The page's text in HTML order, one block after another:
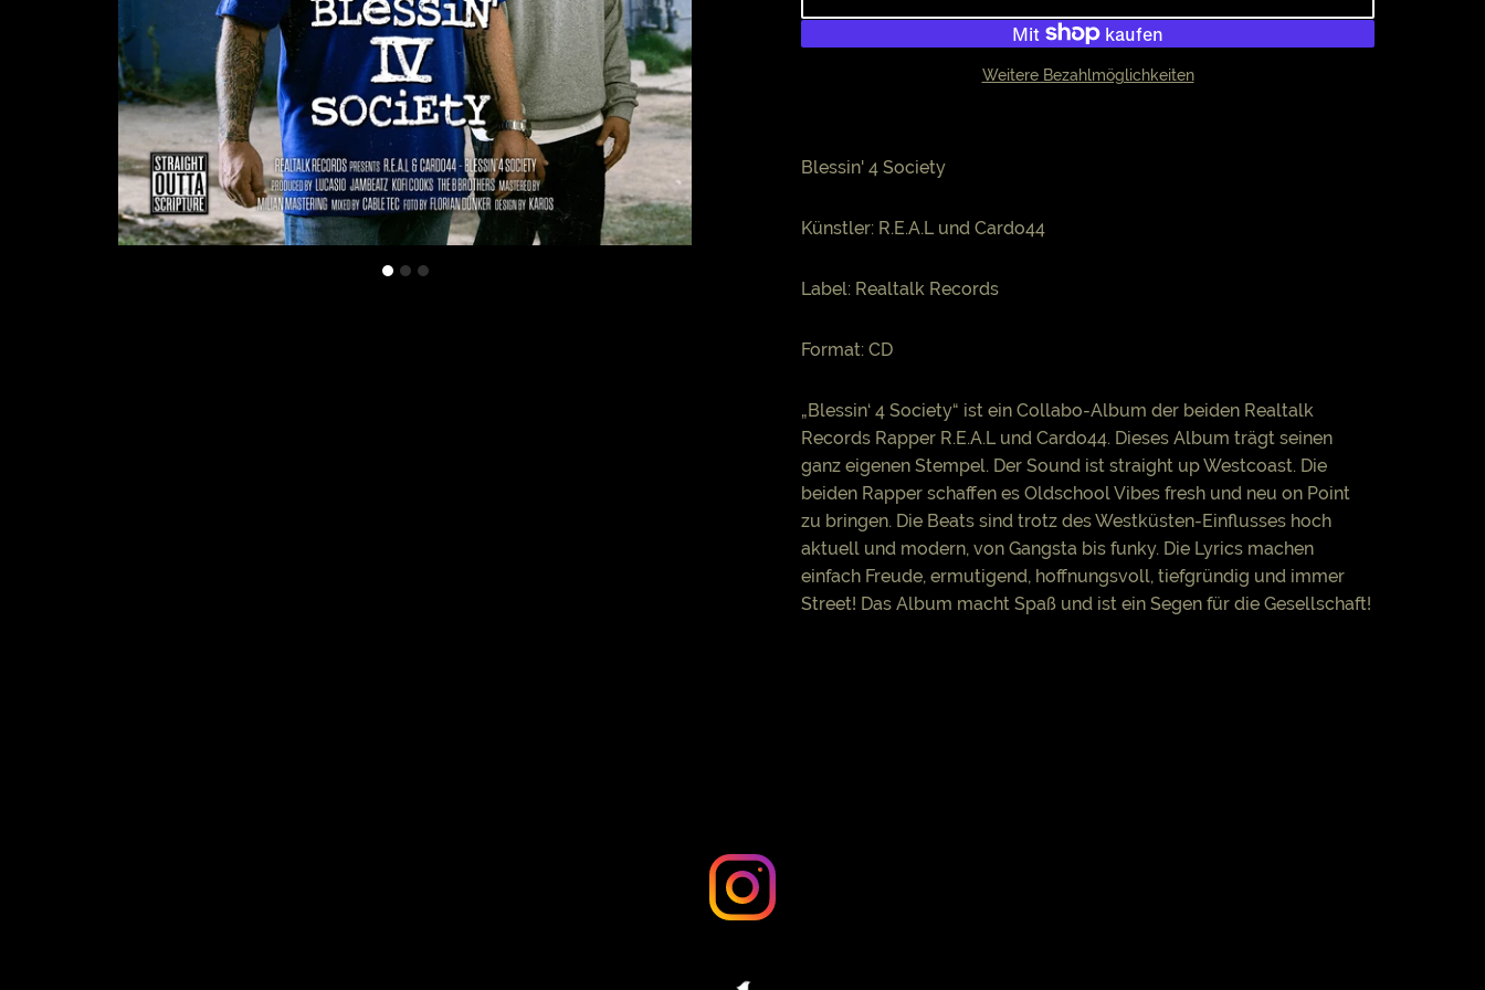
Weitere Bezahlmöglichkeiten
Blessin' 4 Society
Künstler: R.E.A.L und Cardo44
Label: Realtalk Records
Format: CD
„Blessin‘ 4 Society“ ist ein Collabo-Album der beiden Realtalk
Records Rapper R.E.A.L und Cardo44. Dieses Album trägt seinen
ganz eigenen Stempel. Der Sound ist straight up Westcoast. Die
beiden Rapper schaffen es Oldschool Vibes fresh und neu on Point
zu bringen. Die Beats sind trotz des Westküsten-Einflusses hoch
aktuell und modern, von Gangsta bis funky. Die Lyrics machen
einfach Freude, ermutigend, hoffnungsvoll, tiefgründig und immer
Street! Das Album macht Spaß und ist ein Segen für die Gesellschaft!